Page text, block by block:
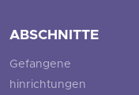
ABSCHNITTE
Gefangene
hinrichtungen